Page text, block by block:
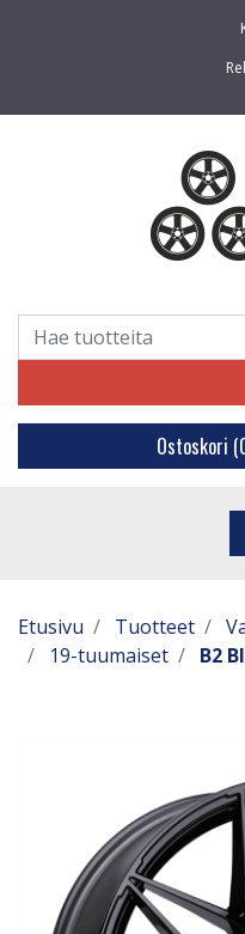
Ostoskori (
Etusivu Tuotteet
19-tuumaiset
B2